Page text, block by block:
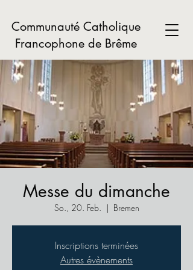
Communauté Catholique
Francophone de Brême
Messe du dimanche
So., 20. Feb.
  |
Bremen
Inscriptions terminées
Autres évènements